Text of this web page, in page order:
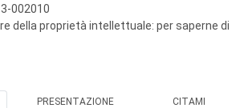
002010
della proprietà intellettuale: per saperne di
PRESENTAZIONE CITAMI